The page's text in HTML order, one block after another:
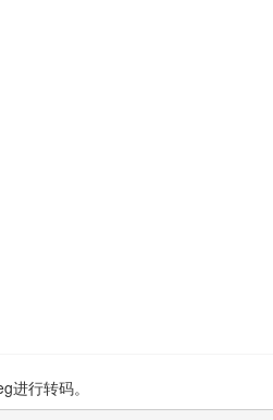
行转码。